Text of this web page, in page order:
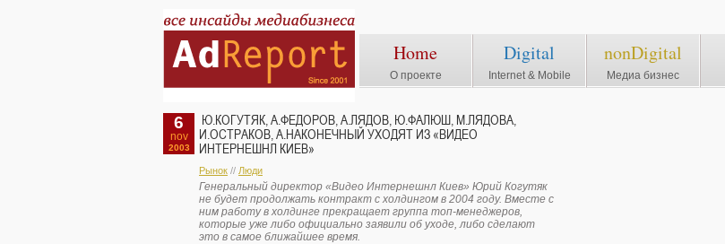
Home
О проекте
Digital
Internet & Mobile
nonDigital
Медиа бизнес
6
nov
2003
Ю.КОГУТЯК, А.ФЕДОРОВ, А.ЛЯДОВ, Ю.ФАЛЮШ, М.ЛЯДОВА,
И.ОСТРАКОВ, А.НАКОНЕЧНЫЙ УХОДЯТ ИЗ «ВИДЕО
ИНТЕРНЕШНЛ КИЕВ»
Рынок // Люди
Генеральный директор «Видео Интернешнл Киев» Юрий Когутяк
не будет продолжать контракт с холдингом в 2004 году. Вместе с
ним работу в холдинге прекращает группа топ-менеджеров,
которые уже либо официально заявили об уходе, либо сделают
это в самое ближайшее время.